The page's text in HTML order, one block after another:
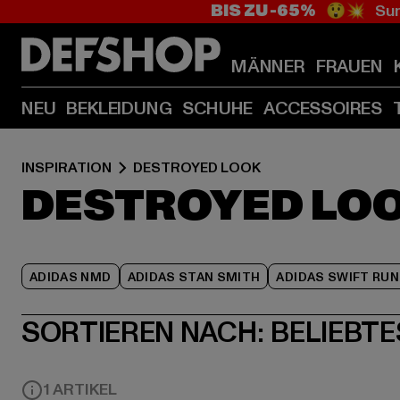
BIS ZU -65% 😲💥
MÄNNER FRAUEN
NEU BEKLEIDUNG SCHUHE ACCESSOIRES
INSPIRATION DESTROYED LOOK
DESTROYED
ADIDAS NMD ADIDAS STAN SMITH ADIDAS SWIFT RUN
SORTIEREN NACH:
1 ARTIKEL